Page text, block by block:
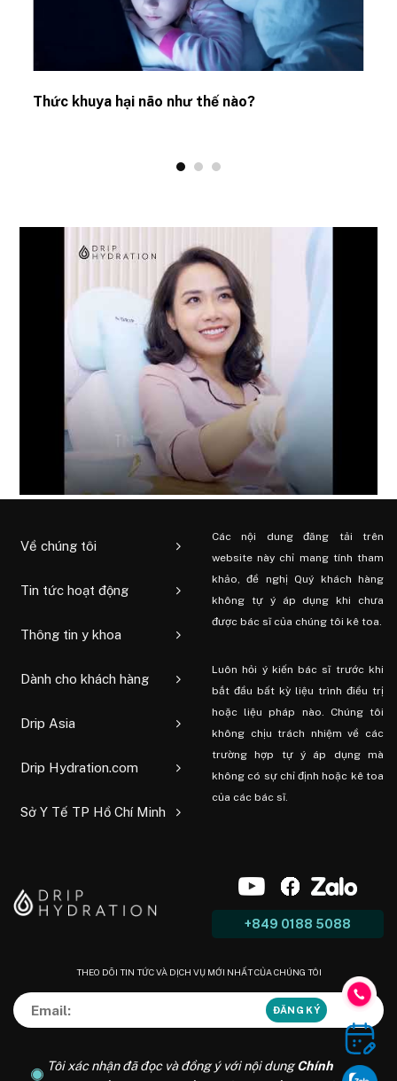
Thức khuya hại não như thế nào?
Về chúng tôi
Tin tức hoạt động
Thông tin y khoa
Dành cho khách hàng
Drip Asia
Drip Hydration.com
Sở Y Tế TP Hồ Chí Minh
Các nội dung đăng tải trên
website này chỉ mang tính tham
khảo, đề nghị Quý khách hàng
không tự ý áp dụng khi chưa
được bác sĩ của chúng tôi kê toa.
Luôn hỏi ý kiến ​​bác sĩ trước khi
bắt đầu bất kỳ liệu trình điều trị
hoặc liệu pháp nào. Chúng tôi
không chịu trách nhiệm về các
trường hợp tự ý áp dụng mà
không có sự chỉ định hoặc kê toa
của các bác sĩ.
+849 0188 5088
THEO DÕI TIN TỨC VÀ DỊCH VỤ MỚI NHẤT CỦA CHÚNG TÔI
Tôi xác nhận đã đọc và đồng ý với nội dungChính